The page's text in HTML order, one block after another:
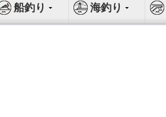
船釣り 海釣り